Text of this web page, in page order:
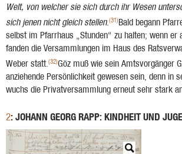
Welt, von welcher sie sich durch ihr Wesen
sich jenen nicht gleich stellen.(31)Bald begann
selbst im Pfarr­haus „Stunden“ zu halten; wenn er
fanden die Ver­sammlungen im Haus des
Weber statt.(32)Göz muß wie sein Amtsvorgänger
anziehende Persönlichkeit gewesen sein, denn in
wuchs die Privatversammlung erneut sehr stark
2: JOHANN GEORG RAPP: KINDHEIT UND